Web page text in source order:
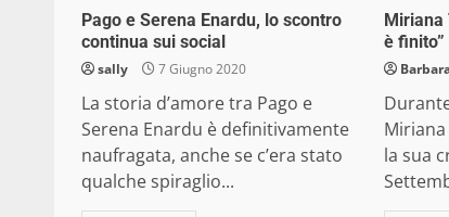
Pago e Serena Enardu, lo scontro
continua sui social
sally 7 Giugno 2020
La storia d’amore tra Pago e
Serena Enardu è definitivamente
naufragata, anche se c’era stato
qualche spiraglio...
Miriana
è finito”
la sua